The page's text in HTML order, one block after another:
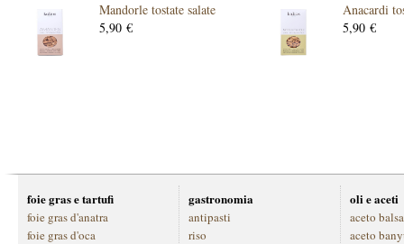
Mandorle tostate salate
5,90 €
Anacardi
5,90 €
foie gras e tartufi
foie gras d'anatra
foie gras d'oca
gastronomia
antipasti
riso
oli e aceti
aceto
aceto